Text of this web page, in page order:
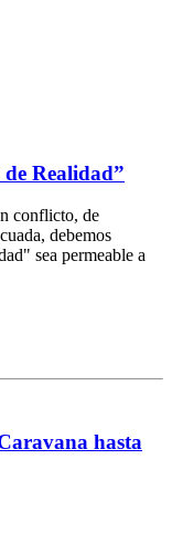
Realidad”
conflicto, de
debemos
sea permeable a
hasta